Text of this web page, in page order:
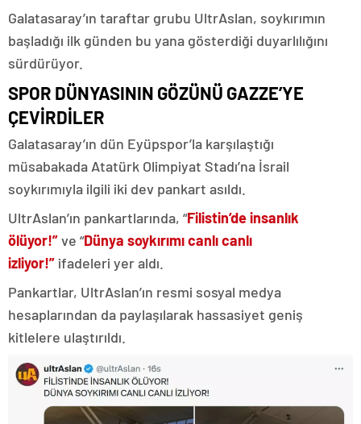
Galatasaray’ın taraftar grubu UltrAslan, soykırımın
başladığı ilk günden bu yana gösterdiği duyarlılığını
sürdürüyor.
SPOR DÜNYASININ GÖZÜNÜ GAZZE’YE
ÇEVİRDİLER
Galatasaray’ın dün Eyüpspor’la karşılaştığı
müsabakada Atatürk Olimpiyat Stadı’na İsrail
soykırımıyla ilgili iki dev pankart asıldı.
UltrAslan’ın pankartlarında, “Filistin’de insanlık
ölüyor!”ve “Dünya soykırımı canlı canlı
izliyor!” ifadeleri yer aldı.
Pankartlar, UltrAslan’ın resmi sosyal medya
hesaplarından da paylaşılarak hassasiyet geniş
kitlelere ulaştırıldı.